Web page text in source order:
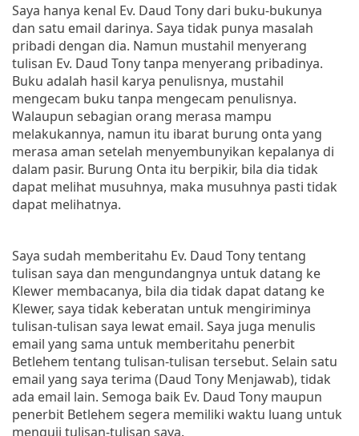
Saya hanya kenal Ev. Daud Tony dari buku-bukunya
dan satu email darinya. Saya tidak punya masalah
pribadi dengan dia. Namun mustahil menyerang
tulisan Ev. Daud Tony tanpa menyerang pribadinya.
Buku adalah hasil karya penulisnya, mustahil
mengecam buku tanpa mengecam penulisnya.
Walaupun sebagian orang merasa mampu
melakukannya, namun itu ibarat burung onta yang
merasa aman setelah menyembunyikan kepalanya di
dalam pasir. Burung Onta itu berpikir, bila dia tidak
dapat melihat musuhnya, maka musuhnya pasti tidak
dapat melihatnya.
Saya sudah memberitahu Ev. Daud Tony tentang
tulisan saya dan mengundangnya untuk datang ke
Klewer membacanya, bila dia tidak dapat datang ke
Klewer, saya tidak keberatan untuk mengiriminya
tulisan-tulisan saya lewat email. Saya juga menulis
email yang sama untuk memberitahu penerbit
Betlehem tentang tulisan-tulisan tersebut. Selain satu
email yang saya terima (Daud Tony Menjawab), tidak
ada email lain. Semoga baik Ev. Daud Tony maupun
penerbit Betlehem segera memiliki waktu luang untuk
menguji tulisan-tulisan saya.